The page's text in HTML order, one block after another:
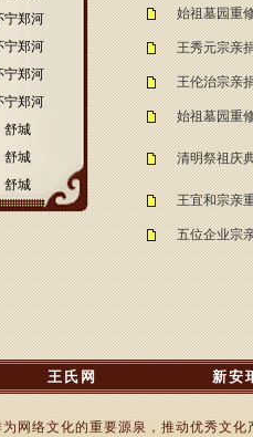
宁郑河
宁郑河
宁郑河
宁郑河
舒城
舒城
舒城
始祖墓园重
王秀元宗亲
王伦治宗亲
始祖墓园重
清明祭祖庆
王宜和宗亲
五位企业宗
王氏网 新安
网络文化的重要源泉，推动优秀文